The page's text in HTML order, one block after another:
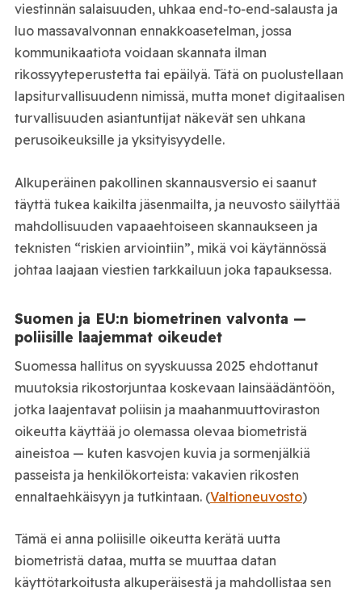
viestinnän salaisuuden, uhkaa end‑to‑end‑salausta ja
luo massavalvonnan ennakkoasetelman, jossa
kommunikaatiota voidaan skannata ilman
rikossyyteperustetta tai epäilyä. Tätä on puolustellaan
lapsiturvallisuudenn nimissä, mutta monet digitaalisen
turvallisuuden asiantuntijat näkevät sen uhkana
perusoikeuksille ja yksityisyydelle.
Alkuperäinen pakollinen skannausversio ei saanut
täyttä tukea kaikilta jäsenmailta, ja neuvosto säilyttää
mahdollisuuden vapaaehtoiseen skannaukseen ja
teknisten “riskien arviointiin”, mikä voi käytännössä
johtaa laajaan viestien tarkkailuun joka tapauksessa.
Suomen ja EU:n biometrinen valvonta —
poliisille laajemmat oikeudet
Suomessa hallitus on syyskuussa 2025 ehdottanut
muutoksia rikostorjuntaa koskevaan lainsäädäntöön,
jotka laajentavat poliisin ja maahanmuuttoviraston
oikeutta käyttää jo olemassa olevaa biometristä
aineistoa — kuten kasvojen kuvia ja sormenjälkiä
passeista ja henkilökorteista: vakavien rikosten
ennaltaehkäisyyn ja tutkintaan. (Valtioneuvosto)
Tämä ei anna poliisille oikeutta kerätä uutta
biometristä dataa, mutta se muuttaa datan
käyttötarkoitusta alkuperäisestä ja mahdollistaa sen